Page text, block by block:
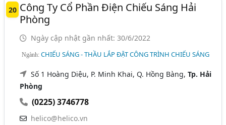
20 Công Ty Cổ Phần Điện Chiếu Sáng Hải
Phòng
Ngày cập nhật gần nhất: 30/6/2022
Ngành:CHIẾU SÁNG - THẦU LẮP ĐẶT CÔNG TRÌNH CHIẾU SÁNG
Số 1 Hoàng Diệu, P. Minh Khai, Q. Hồng Bàng,Tp. Hải
Phòng
(0225) 3746778
helico@helico.vn